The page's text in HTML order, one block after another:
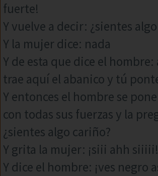
fuerte!
Y vuelve a decir: ¿sientes
Y la mujer dice: nada
Y de esta que dice el
trae aquí el abanico y tú
Y entonces el hombre se
con todas sus fuerzas y la
¿sientes algo cariño?
Y grita la mujer: ¡siii ahh siiiii!
Y dice el hombre: ¡ves negro